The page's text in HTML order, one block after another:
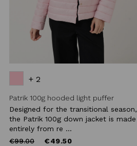
+ 2
Patrik 100g hooded light puffer
Designed for the transitional season,
the Patrik 100g down jacket is made
entirely from re ...
Price
€99.00to €49.50